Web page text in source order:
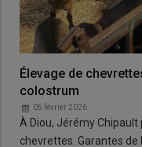
Élevage de
colostrum
05 février 2026
À Diou, Jérémy
chevrettes. Garantes